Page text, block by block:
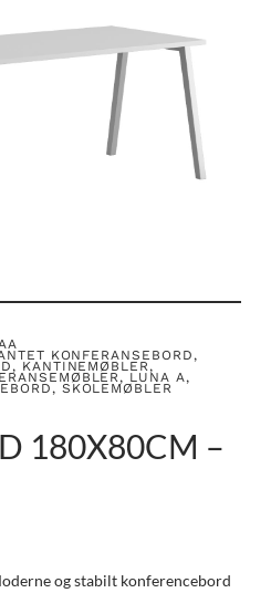
KONFERANSEBORD,
, KANTINEMØBLER,
, LUNA A,
, SKOLEMØBLER
180X80CM –
og stabilt konferencebord